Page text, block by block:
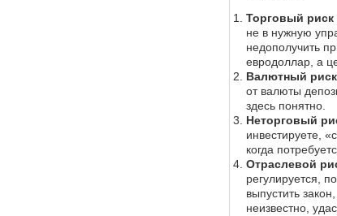
Торговый риск
не в нужную
недополучить
евродоллар, а
Валютный риск
от валюты
здесь понятно.
Неторговый
инвестируете,
когда
Отраслевой
регулируется,
выпустить
неизвестно,